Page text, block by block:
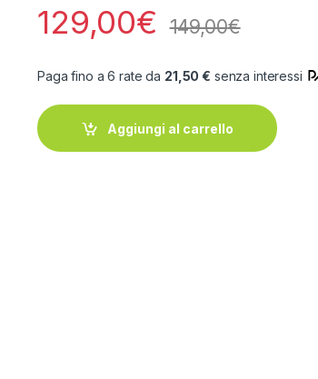
129,00€ 149,00€
Paga fino a 6 rate da 21,50 € senza interessi
Aggiungi al carrello